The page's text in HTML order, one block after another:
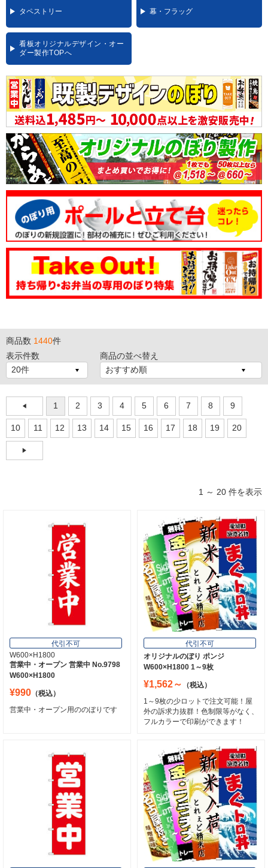
タペストリー 幕・フラッグ
看板オリジナルデザイン・オー
ダー製作TOPへ
商品数 1440件
表示件数
商品の並べ替え
1 2 3 4 5 6 7 8 9
10 11 12 13 14 15 16 17 18 19 20
1 ～ 20 件を表示
代引不可
W600×H1800
営業中・オープン 営業中 No.9798
W600×H1800
¥990 （税込）
営業中・オープン用ののぼりです
代引不可
オリジナルのぼり ポンジ
W600×H1800 1～9枚
¥1,562～
（税込）
1～9枚の少ロットで注文可能！屋
外の訴求力抜群！色制限等がなく、
フルカラーで印刷ができます！